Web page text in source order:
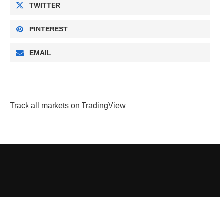
TWITTER
PINTEREST
EMAIL
Track all markets on TradingView